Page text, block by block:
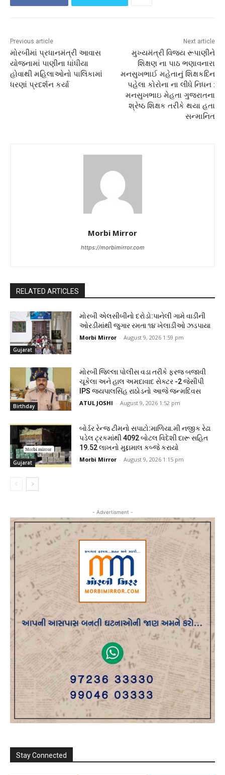
Previous article
મોરબીમાં પ્રધાનમંત્રી આવાસ
યોજનામાં પાણીના ધાંધીયા
હોવાથી મહિલાઓનો પાલિકામાં
ધરણાં પ્રદર્શન કર્યા
Next article
મુખ્યમંત્રી વિજય રૂપાણીને
શિક્ષણ ના પાઠ ભણાવનારા
મનસુખભાઈ મહેતાનું શિક્ષકદિન
પહેલા કોરોના ના લીધે નિધન :
મનસુખભાઇ મેહતા ગુજરાતના
શ્રેષ્ઠ શિક્ષક તરીકે થયા હતા
સન્માનિત
Morbi Mirror
https://morbimirror.com
RELATED ARTICLES
Gujarat
મોરબી એલસીબીનો દરોડો:પાનેલી ગામે વાડીની
ઓરડીમાંથી જુગાર રમતા ૧૪ ખેલાડીઓ ઝડપાયા
Morbi Mirror - August 9, 2026 1:59 pm
Birthday
મોરબી જિલ્લા પોલીસ વડા તરીકે ફરજ બજાવી
ચૂકેલા અને હાલ અમદાવાદ સેક્ટર -2 જેસીપી
IPS જયપાલસિંહ રાઠોડનો આજે જન્મદિવસ
ATUL JOSHI - August 9, 2026 1:52 pm
Gujarat
બોર્ડર રેન્જ ટીમનો સપાટો:માળિયા.મી નજીક રેઢા
પડેલ ટ્રકમાંથી 4092 બોટલ વિદેશી દારૂ સહિત
19.52 લાખનો મુદ્દામાલ કબ્જે કરાયો
Morbi Mirror - August 9, 2026 1:15 pm
- Advertisment -
Stay Connected